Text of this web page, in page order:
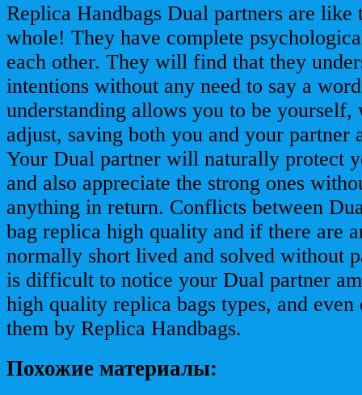
Replica Handbags Dual partners are like
whole! They have complete
each other. They will find that they
intentions without any need to say a
understanding allows you to be yourself,
adjust, saving both you and your partner
Your Dual partner will naturally protect
and also appreciate the strong ones
anything in return. Conflicts between
bag replica high quality and if there are
normally short lived and solved without
is difficult to notice your Dual partner
high quality replica bags types, and even
them by Replica Handbags.
Похожие материалы: